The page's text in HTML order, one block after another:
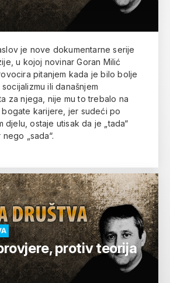
je nove dokumentarne serije
u kojoj novinar Goran Milić
pitanjem kada je bilo bolje
ili današnjem
za njega, nije mu to trebalo na
bogate karijere, jer sudeći po
djelu, ostaje utisak da je „tada“
„sada“.
protiv teorija